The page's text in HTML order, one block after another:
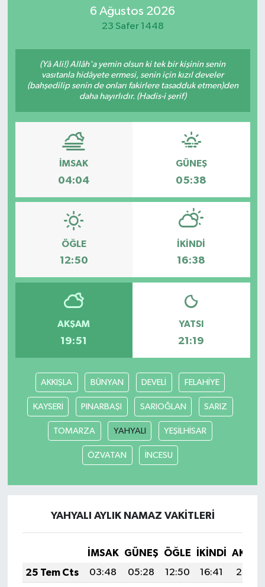
6 Ağustos 2026
23 Safer 1448
(Yâ Ali!) Allâh'a yemin olsun ki tek bir kişinin senin
vasıtanla hidâyete ermesi, senin için kızıl develer
(bahşedilip senin de onları fakirlere tasadduk etmen)den
daha hayırlıdır. (Hadis-i şerif)
İMSAK
04:04
GÜNEŞ
05:38
ÖĞLE
12:50
İKINDI
16:38
AKŞAM
19:51
YATSI
21:19
AKKIŞLA BÜNYAN DEVELİ FELAHİYE
KAYSERİ PINARBAŞI SARIOĞLAN SARIZ
TOMARZA YAHYALI YEŞİLHİSAR
ÖZVATAN İNCESU
YAHYALI AYLIK NAMAZ VAKITLERI
İMSAK GÜNEŞ ÖĞLE İKINDI
25 Tem Cts
03:48 05:28 12:50 16:41
20:02
Teknoloji
TRABZON
TRABZONSPOR